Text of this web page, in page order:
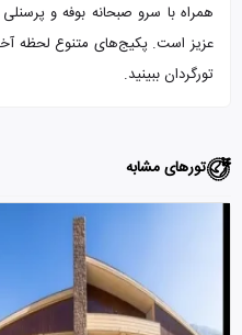
همراه با سرو صبحانه بوفه و
عزیز است. پکیج‌های متنوع لحظه
تورگردان ببینید.
تورهای مشابه